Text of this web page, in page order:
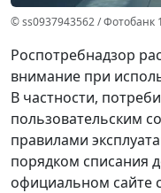
© ss0937943562 / Фотобанк
Роспотребнадзор
внимание при
В частности,
пользовательским
правилами
порядком списания
официальном сайте